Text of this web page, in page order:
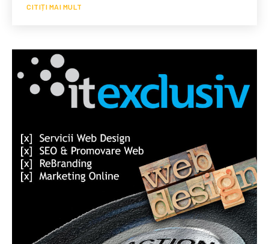
CITIȚI MAI MULT